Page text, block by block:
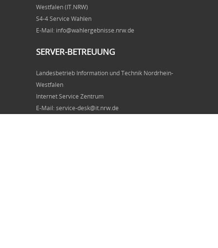
Westfalen (IT.NRW)
S4-4 Service Wahlen
E-Mail: info@wahlergebnisse.nrw.de
SERVER-BETREUUNG
Landesbetrieb Information und Technik Nordrhein-
Westfalen
Internet Service Zentrum
E-Mail: service-desk@it.nrw.de